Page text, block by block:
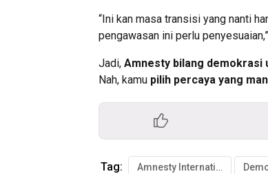
“Ini kan masa transisi yang nanti
pengawasan ini perlu
Jadi, Amnesty bilang demokrasi
Nah, kamu pilih percaya yang
Tag: Amnesty International Indonesia